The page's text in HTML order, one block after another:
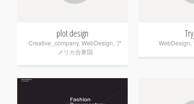
plot design
Creative_company, WebDesign ア
メリカ合衆国
WebDesign